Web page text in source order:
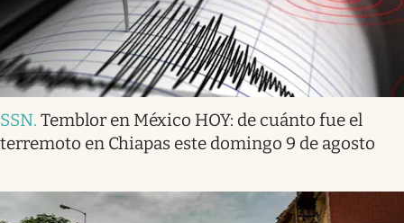
SSN. Temblor en México HOY: de cuánto fue el
terremoto en Chiapas este domingo 9 de agosto